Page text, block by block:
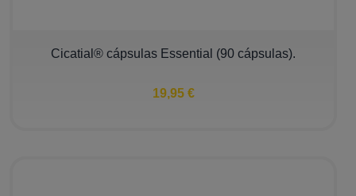
Cicatial® cápsulas Essential (90 cápsulas).
19,95 €